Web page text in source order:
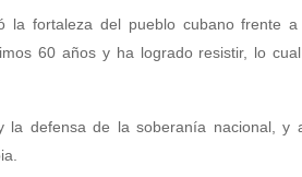
la fortaleza del pueblo cubano frente
60 años y ha logrado resistir, lo
la defensa de la soberanía nacional, y